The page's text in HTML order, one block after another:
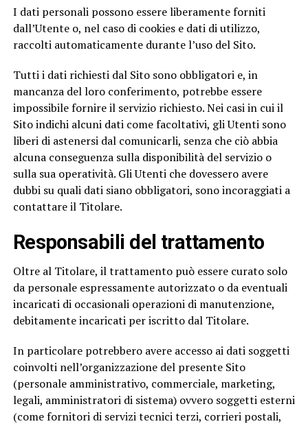
I dati personali possono essere liberamente forniti
dall’Utente o, nel caso di cookies e dati di utilizzo,
raccolti automaticamente durante l’uso del Sito.
Tutti i dati richiesti dal Sito sono obbligatori e, in
mancanza del loro conferimento, potrebbe essere
impossibile fornire il servizio richiesto. Nei casi in cui il
Sito indichi alcuni dati come facoltativi, gli Utenti sono
liberi di astenersi dal comunicarli, senza che ciò abbia
alcuna conseguenza sulla disponibilità del servizio o
sulla sua operatività. Gli Utenti che dovessero avere
dubbi su quali dati siano obbligatori, sono incoraggiati a
contattare il Titolare.
Responsabili del trattamento
Oltre al Titolare, il trattamento può essere curato solo
da personale espressamente autorizzato o da eventuali
incaricati di occasionali operazioni di manutenzione,
debitamente incaricati per iscritto dal Titolare.
In particolare potrebbero avere accesso ai dati soggetti
coinvolti nell’organizzazione del presente Sito
(personale amministrativo, commerciale, marketing,
legali, amministratori di sistema) ovvero soggetti esterni
(come fornitori di servizi tecnici terzi, corrieri postali,